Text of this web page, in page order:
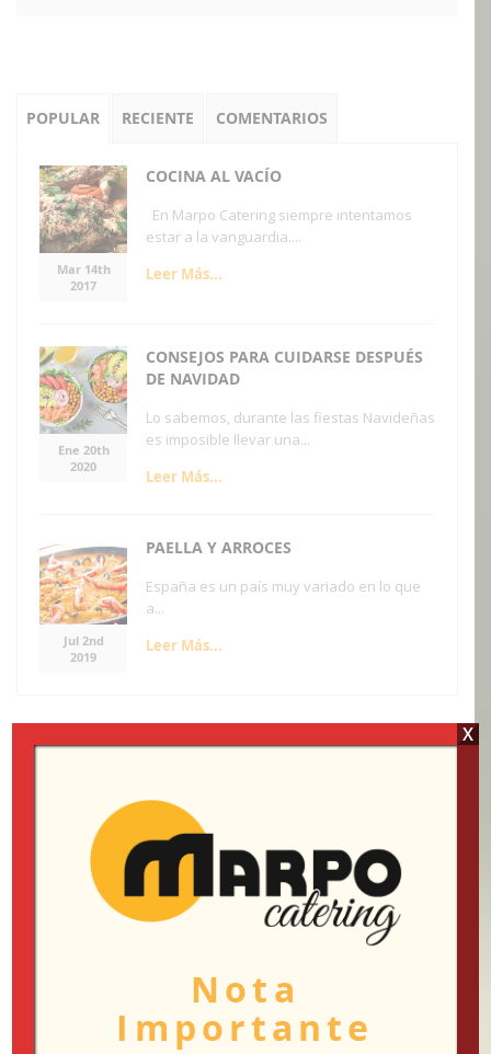
POPULAR RECIENTE COMENTARIOS
Mar 14th
2017
COCINA AL VACÍO
En Marpo Catering siempre intentamos
estar a la vanguardia....
Leer Más...
Ene 20th
2020
CONSEJOS PARA CUIDARSE DESPUÉS
DE NAVIDAD
Lo sabemos, durante las fiestas Navideñas
es imposible llevar una...
Leer Más...
Jul 2nd
2019
PAELLA Y ARROCES
España es un país muy variado en lo que
a...
Leer Más...
Sin categoría
ARCHIVO
Nota
Importante
X